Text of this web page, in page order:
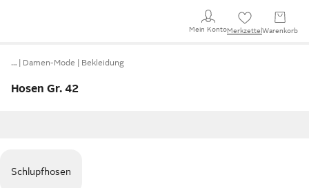
Mein KontoMerkzettel Warenkorb
… Damen-Mode Bekleidung
Hosen Gr. 42
Schlupfhosen